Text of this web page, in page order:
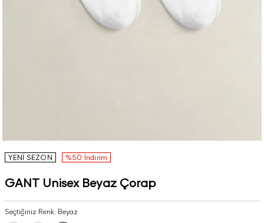
YENİ SEZON %50 İndirim
GANT Unisex Beyaz Çorap
Seçtiğiniz Renk: Beyaz